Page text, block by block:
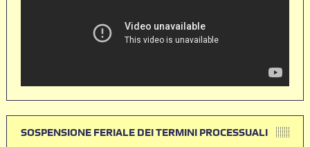
SOSPENSIONE FERIALE DEI TERMINI PROCESSUALI